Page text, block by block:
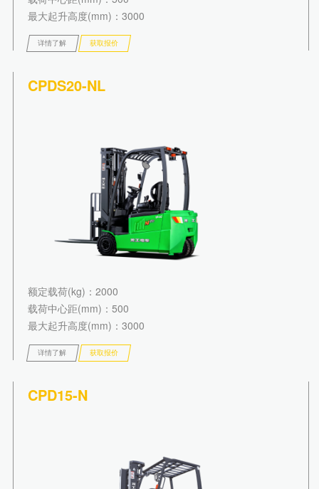
最大起升高度(mm) ：3000
详情了解 获取报价
CPDS20-NL
额定载荷(kg) ：2000
载荷中心距(mm) ：500
最大起升高度(mm) ：3000
详情了解 获取报价
CPD15-N